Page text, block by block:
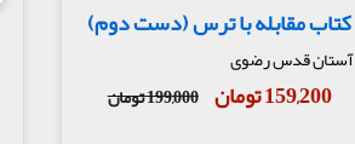
کتاب مقابله با ترس (دست دوم)
آستان قدس رضوی
159,200 تومان 199,000 تومان